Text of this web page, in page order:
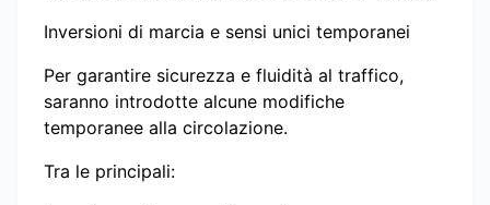
Inversioni di marcia e sensi unici temporanei
Per garantire sicurezza e fluidità al traffico,
saranno introdotte alcune modifiche
temporanee alla circolazione.
Tra le principali: